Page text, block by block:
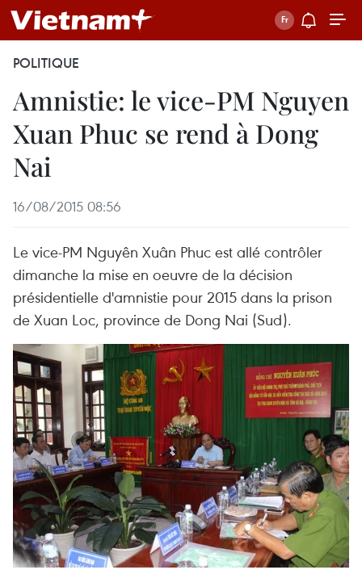
POLITIQUE
Amnistie: le vice-PM Nguyen
Xuan Phuc se rend à Dong
Nai
16/08/2015 08:56
Le vice-PM Nguyên Xuân Phuc est allé contrôler
dimanche la mise en oeuvre de la décision
présidentielle d'amnistie pour 2015 dans la prison
de Xuan Loc, province de Dong Nai (Sud).